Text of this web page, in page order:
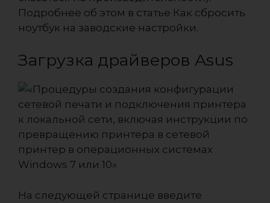
Подробнее об этом в статье Как сбросить
ноутбук на заводские настройки.
Загрузка драйверов Asus
На следующей странице введите